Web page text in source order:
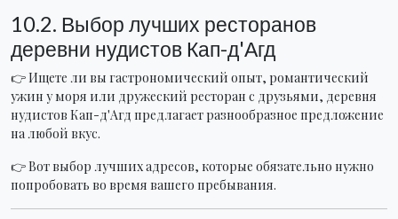
10.2. Выбор лучших ресторанов
деревни нудистов Кап-д'Агд
👉 Ищете ли вы гастрономический опыт, романтический
ужин у моря или дружеский ресторан с друзьями, деревня
нудистов Кап-д'Агд предлагает разнообразное предложение
на любой вкус.
👉 Вот выбор лучших адресов, которые обязательно нужно
попробовать во время вашего пребывания.